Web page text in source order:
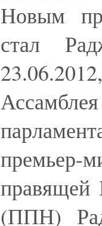
Новым
стал
премьер-
правящей
(ППН)